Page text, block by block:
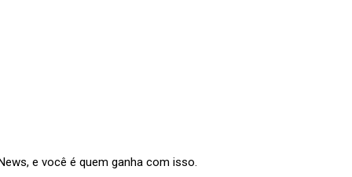
e você é quem ganha com isso.